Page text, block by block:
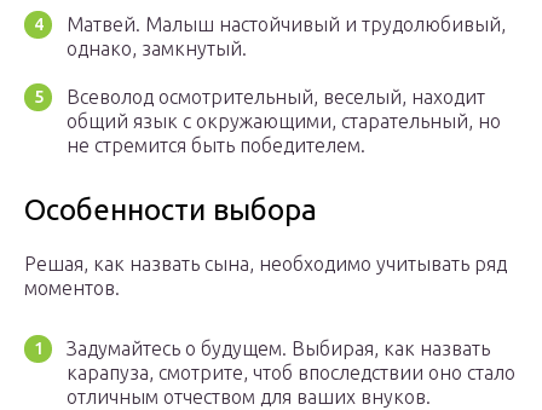
Матвей. Малыш настойчивый и трудолюбивый,
однако, замкнутый.
Всеволод осмотрительный, веселый, находит
общий язык с окружающими, старательный, но
не стремится быть победителем.
Особенности выбора
Решая, как назвать сына, необходимо учитывать ряд
моментов.
Задумайтесь о будущем. Выбирая, как назвать
карапуза, смотрите, чтоб впоследствии оно стало
отличным отчеством для ваших внуков.